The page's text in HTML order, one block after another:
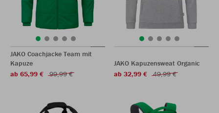
JAKO Coachjacke Team mit
Kapuze
ab 65,99 €
99,99 €
JAKO Kapuzensweat Organic
ab 32,99 €
49,99 €